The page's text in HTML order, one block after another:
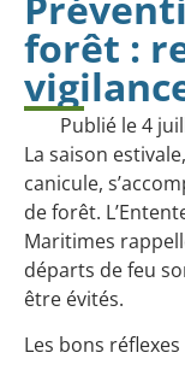
forêt :
Publié le4
La saison
canicule,
de forêt.
Maritimes
départs de feu
être évités.
Les bons réflexes